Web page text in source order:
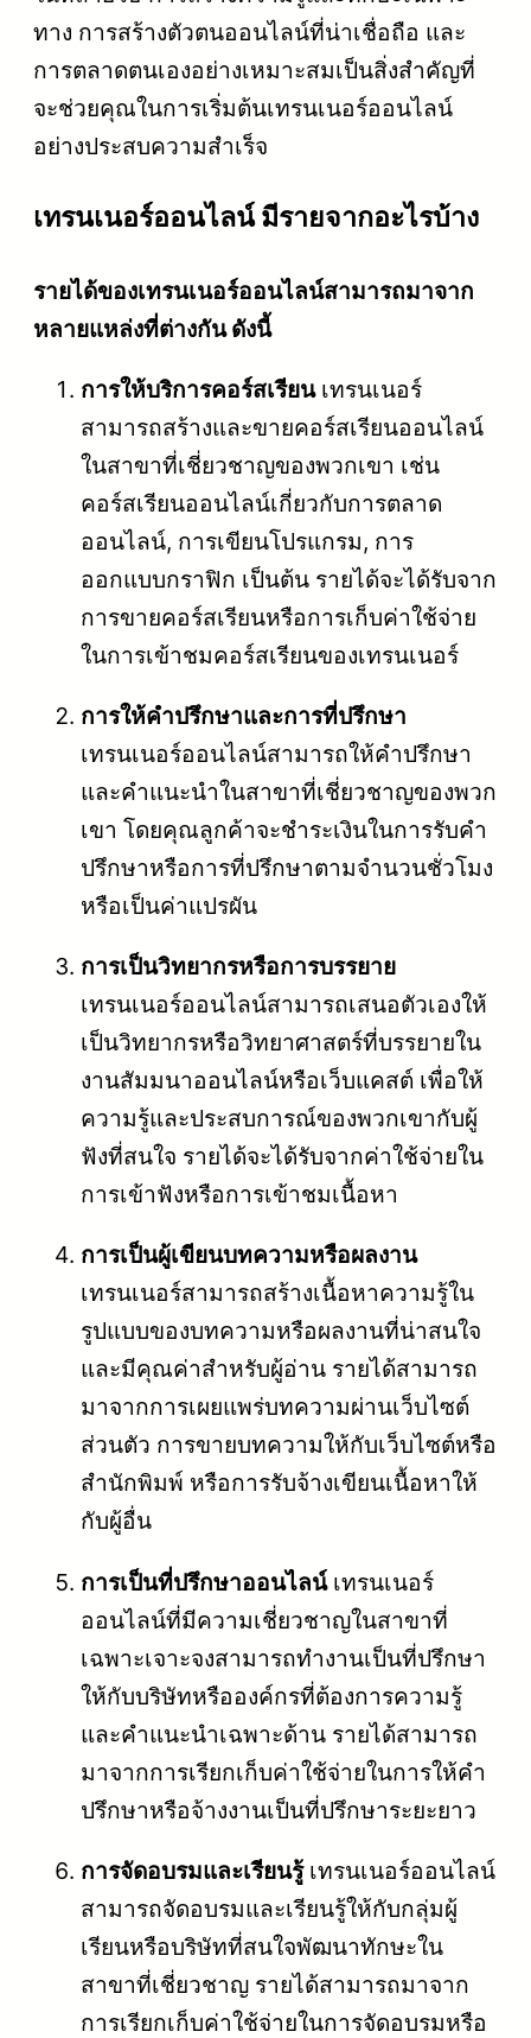
ทาง การสร้างตัวตนออนไลน์ที่น่าเชื่อถือ และ
การตลาดตนเองอย่างเหมาะสมเป็นสิ่งสำคัญที่
จะช่วยคุณในการเริ่มต้นเทรนเนอร์ออนไลน์
อย่างประสบความสำเร็จ
เทรนเนอร์ออนไลน์ มีรายจากอะไรบ้าง
รายได้ของเทรนเนอร์ออนไลน์สามารถมาจาก
หลายแหล่งที่ต่างกัน ดังนี้
การให้บริการคอร์สเรียนเทรนเนอร์
สามารถสร้างและขายคอร์สเรียนออนไลน์
ในสาขาที่เชี่ยวชาญของพวกเขา เช่น
คอร์สเรียนออนไลน์เกี่ยวกับการตลาด
ออนไลน์, การเขียนโปรแกรม, การ
ออกแบบกราฟิก เป็นต้น รายได้จะได้รับจาก
การขายคอร์สเรียนหรือการเก็บค่าใช้จ่าย
ในการเข้าชมคอร์สเรียนของเทรนเนอร์
การให้คำปรึกษาและการที่ปรึกษา
เทรนเนอร์ออนไลน์สามารถให้คำปรึกษา
และคำแนะนำในสาขาที่เชี่ยวชาญของพวก
เขา โดยคุณลูกค้าจะชำระเงินในการรับคำ
ปรึกษาหรือการที่ปรึกษาตามจำนวนชั่วโมง
หรือเป็นค่าแปรผัน
การเป็นวิทยากรหรือการบรรยาย
เทรนเนอร์ออนไลน์สามารถเสนอตัวเองให้
เป็นวิทยากรหรือวิทยาศาสตร์ที่บรรยายใน
งานสัมมนาออนไลน์หรือเว็บแคสต์ เพื่อให้
ความรู้และประสบการณ์ของพวกเขากับผู้
ฟังที่สนใจ รายได้จะได้รับจากค่าใช้จ่ายใน
การเข้าฟังหรือการเข้าชมเนื้อหา
การเป็นผู้เขียนบทความหรือผลงาน
เทรนเนอร์สามารถสร้างเนื้อหาความรู้ใน
รูปแบบของบทความหรือผลงานที่น่าสนใจ
และมีคุณค่าสำหรับผู้อ่าน รายได้สามารถ
มาจากการเผยแพร่บทความผ่านเว็บไซต์
ส่วนตัว การขายบทความให้กับเว็บไซต์หรือ
สำนักพิมพ์ หรือการรับจ้างเขียนเนื้อหาให้
กับผู้อื่น
การเป็นที่ปรึกษาออนไลน์เทรนเนอร์
ออนไลน์ที่มีความเชี่ยวชาญในสาขาที่
เฉพาะเจาะจงสามารถทำงานเป็นที่ปรึกษา
ให้กับบริษัทหรือองค์กรที่ต้องการความรู้
และคำแนะนำเฉพาะด้าน รายได้สามารถ
มาจากการเรียกเก็บค่าใช้จ่ายในการให้คำ
ปรึกษาหรือจ้างงานเป็นที่ปรึกษาระยะยาว
การจัดอบรมและเรียนรู้เทรนเนอร์ออนไลน์
สามารถจัดอบรมและเรียนรู้ให้กับกลุ่มผู้
เรียนหรือบริษัทที่สนใจพัฒนาทักษะใน
สาขาที่เชี่ยวชาญ รายได้สามารถมาจาก
การเรียกเก็บค่าใช้จ่ายในการจัดอบรมหรือ